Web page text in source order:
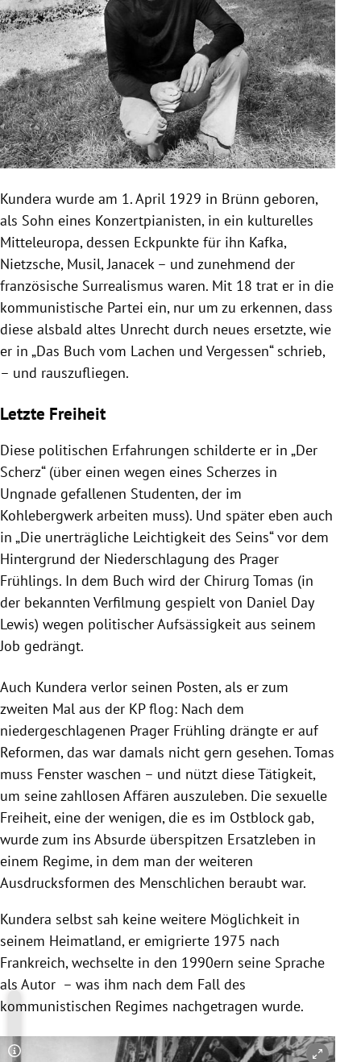
Kundera wurde am 1. April 1929 in Brünn geboren,
als Sohn eines Konzertpianisten, in ein kulturelles
Mitteleuropa, dessen Eckpunkte für ihn Kafka,
Nietzsche, Musil, Janacek – und zunehmend der
französische Surrealismus waren. Mit 18 trat er in die
kommunistische Partei ein, nur um zu erkennen, dass
diese alsbald altes Unrecht durch neues ersetzte, wie
er in „Das Buch vom Lachen und Vergessen“ schrieb,
– und rauszufliegen.
Letzte Freiheit
Diese politischen Erfahrungen schilderte er in „Der
Scherz“ (über einen wegen eines Scherzes in
Ungnade gefallenen Studenten, der im
Kohlebergwerk arbeiten muss). Und später eben auch
in „Die unerträgliche Leichtigkeit des Seins“ vor dem
Hintergrund der Niederschlagung des Prager
Frühlings. In dem Buch wird der Chirurg Tomas (in
der bekannten Verfilmung gespielt von Daniel Day
Lewis) wegen politischer Aufsässigkeit aus seinem
Job gedrängt.
Auch Kundera verlor seinen Posten, als er zum
zweiten Mal aus der KP flog: Nach dem
niedergeschlagenen Prager Frühling drängte er auf
Reformen, das war damals nicht gern gesehen. Tomas
muss Fenster waschen – und nützt diese Tätigkeit,
um seine zahllosen Affären auszuleben. Die sexuelle
Freiheit, eine der wenigen, die es im Ostblock gab,
wurde zum ins Absurde überspitzen Ersatzleben in
einem Regime, in dem man der weiteren
Ausdrucksformen des Menschlichen beraubt war.
Kundera selbst sah keine weitere Möglichkeit in
seinem Heimatland, er emigrierte 1975 nach
Frankreich, wechselte in den 1990ern seine Sprache
als Autor – was ihm nach dem Fall des
kommunistischen Regimes nachgetragen wurde.